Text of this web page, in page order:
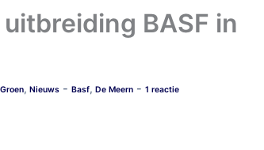
BASF in
, Nieuws - Basf, De Meern - 1 reactie